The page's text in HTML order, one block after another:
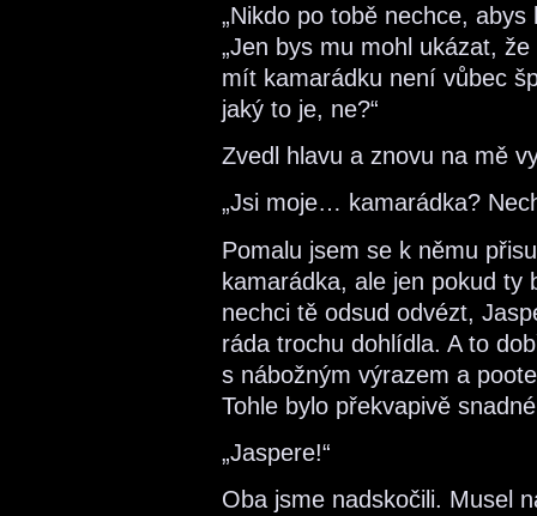
„Nikdo po tobě nechce,
„Jen bys mu mohl ukázat,
mít kamarádku není vůbec
jaký to je, ne?“
Zvedl hlavu a znovu na mě
„Jsi moje… kamarádka?
Pomalu jsem se k němu
kamarádka, ale jen pokud ty
nechci tě odsud odvézt,
ráda trochu dohlídla. A to
s nábožným výrazem a
Tohle bylo překvapivě
„Jaspere!“
Oba jsme nadskočili. Musel